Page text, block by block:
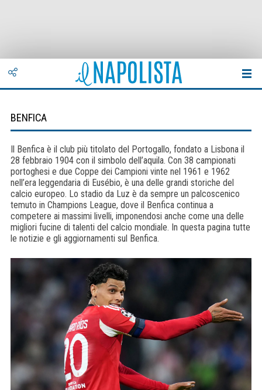
BENFICA
Il Benfica è il club più titolato del Portogallo, fondato a Lisbona il
28 febbraio 1904 con il simbolo dell’aquila. Con 38 campionati
portoghesi e due Coppe dei Campioni vinte nel 1961 e 1962
nell’era leggendaria di Eusébio, è una delle grandi storiche del
calcio europeo. Lo stadio da Luz è da sempre un palcoscenico
temuto in Champions League, dove il Benfica continua a
competere ai massimi livelli, imponendosi anche come una delle
migliori fucine di talenti del calcio mondiale. In questa pagina tutte
le notizie e gli aggiornamenti sul Benfica.